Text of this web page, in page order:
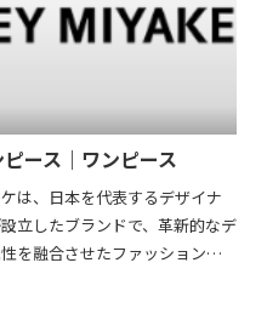
ションとしての価値も注目さ
ース｜ワンピース
は、日本を代表するデザイナ
立したブランドで、革新的なデ
を融合させたファッションを